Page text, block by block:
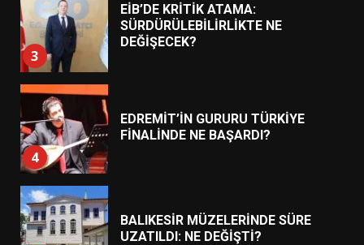
3
EİB’DE KRİTİK ATAMA:
SÜRDÜRÜLEBİLİRLİKTE NE
DEĞİŞECEK?
4
EDREMİT’İN GURURU TÜRKİYE
FİNALİNDE NE BAŞARDI?
BALIKESİR MÜZELERİNDE SÜRE
UZATILDI: NE DEĞİŞTİ?